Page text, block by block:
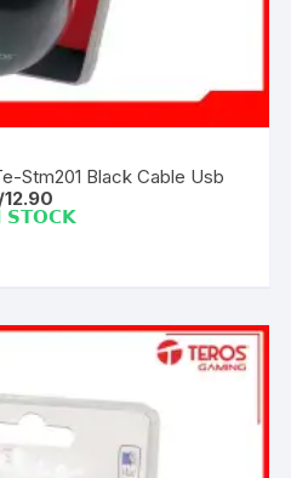
Mouse Teros Optico Te-Stm201 Black Cable Usb
12.90
𝗦𝗧𝗢𝗖𝗞